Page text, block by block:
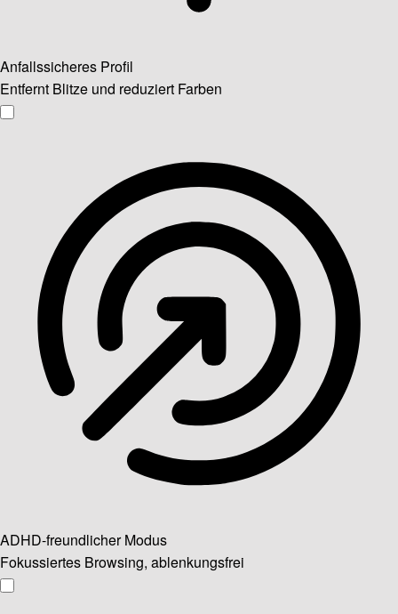
Anfallssicheres Profil
Entfernt Blitze und reduziert Farben
ADHD-freundlicher Modus
Fokussiertes Browsing, ablenkungsfrei